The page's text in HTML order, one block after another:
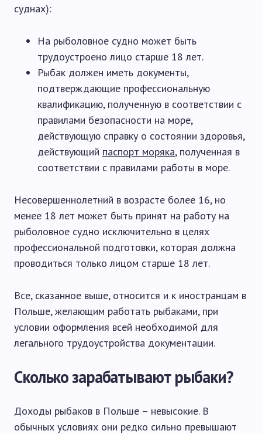
суднах):
На рыболовное судно может быть
трудоустроено лицо старше 18 лет.
Рыбак должен иметь документы,
подтверждающие профессиональную
квалификацию, полученную в соответствии с
правилами безопасности на море,
действующую справку о состоянии здоровья,
действующий паспорт моряка, полученная в
соответствии с правилами работы в море.
Несовершеннолетний в возрасте более 16, но
менее 18 лет может быть принят на работу на
рыболовное судно исключительно в целях
профессиональной подготовки, которая должна
проводиться только лицом старше 18 лет.
Все, сказанное выше, относится и к иностранцам в
Польше, желающим работать рыбаками, при
условии оформления всей необходимой для
легального трудоустройства документации.
Сколько зарабатывают рыбаки?
Доходы рыбаков в Польше – невысокие. В
обычных условиях они редко сильно превышают